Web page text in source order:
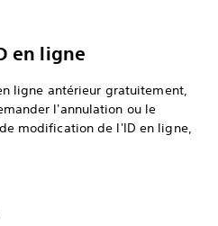
en ligne
ligne antérieur gratuitement,
l'annulation ou le
modification de l'ID en ligne,